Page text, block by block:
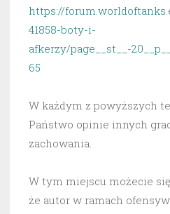
https://
41858-boty-i-
afkerzy/page__st__-
65
W każdym z powyższych
Państwo opinie innych
zachowania.
W tym miejscu możecie
że autor w ramach